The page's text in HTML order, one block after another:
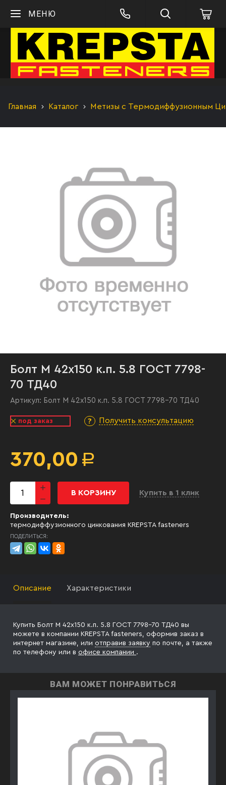
МЕНЮ
Главная Каталог Метизы с Термодиффузионным
Болт М 42х150 к.п. 5.8 ГОСТ 7798-
70 ТД40
Артикул: Болт М 42х150 к.п. 5.8 ГОСТ 7798-70 ТД40
под заказ Получить консультацию
370,00 Р
В КОРЗИНУ Купить в 1 клик
Производитель:
термодиффузионного цинкования KREPSTA fasteners
ПОДЕЛИТЬСЯ:
Описание Характеристики
Купить Болт М 42х150 к.п. 5.8 ГОСТ 7798-70 ТД40 вы
можете в компании KREPSTA fasteners, оформив заказ в
интернет магазине, или отправив заявку по почте, а также
по телефону или в офисе компании .
ВАМ МОЖЕТ ПОНРАВИТЬСЯ